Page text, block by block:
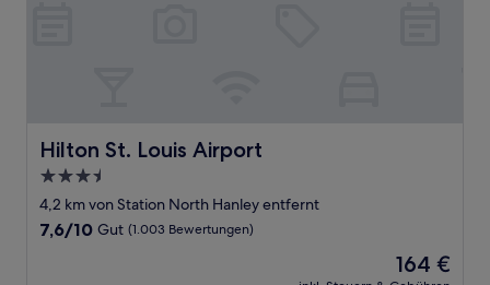
Hilton St. Louis Airport
Hilton St. Louis Airport
3.5-
Sterne-
Unterkunft
4,2 km von Station North Hanley entfernt
7.6
7,6/10 Gut (1.003 Bewertungen)
Der
Preis
164 €